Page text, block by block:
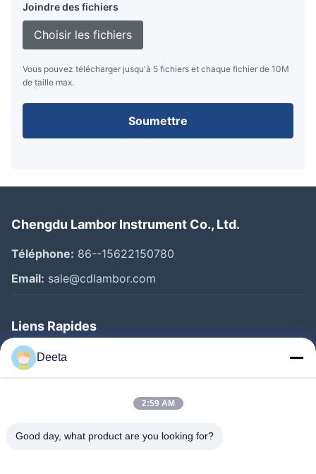
Joindre des fichiers
Choisir les fichiers
Vous pouvez télécharger jusqu'à 5 fichiers et chaque fichier de 10M
de taille max.
Soumettre
Chengdu Lambor Instrument Co., Ltd.
Téléphone: 86--15622150780
Email: sale@cdlambor.com
Liens Rapides
Aperçu
Produits
Visite D'usine
Deeta
2:59 AM
Good day, what product are you looking for?